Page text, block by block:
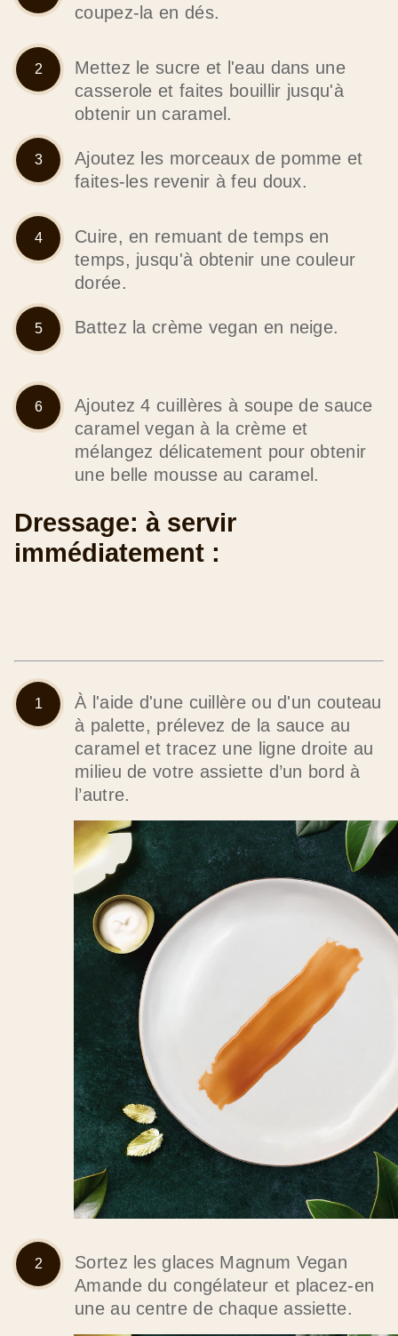
coupez-la en dés.
Mettez le sucre et l'eau dans une
casserole et faites bouillir jusqu'à
obtenir un caramel.
Ajoutez les morceaux de pomme et
faites-les revenir à feu doux.
Cuire, en remuant de temps en
temps, jusqu'à obtenir une couleur
dorée.
Battez la crème vegan en neige.
Ajoutez 4 cuillères à soupe de sauce
caramel vegan à la crème et
mélangez délicatement pour obtenir
une belle mousse au caramel.
Dressage: à servir
immédiatement :
À l'aide d'une cuillère ou d'un couteau
à palette, prélevez de la sauce au
caramel et tracez une ligne droite au
milieu de votre assiette d’un bord à
l’autre.
Sortez les glaces Magnum Vegan
Amande du congélateur et placez-en
une au centre de chaque assiette.